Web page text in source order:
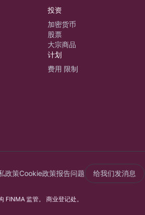
投资
加密货币
股票
大宗商品
计划
费用 限制
政策Cookie政策报告问题 给我们发消息
监管。 商业登记处。